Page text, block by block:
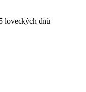
loveckých dnů